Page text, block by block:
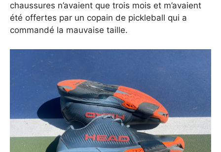
chaussures n’avaient que trois mois et m’avaient
été offertes par un copain de pickleball qui a
commandé la mauvaise taille.